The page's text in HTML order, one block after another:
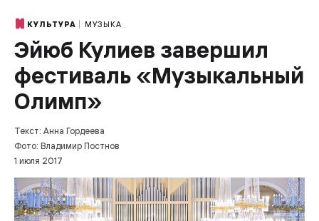
КУЛЬТУРА МУЗЫКА
Эйюб Кулиев завершил
фестиваль «Музыкальный
Олимп»
Текст: Анна Гордеева
Фото: Владимир Постнов
1 июля 2017